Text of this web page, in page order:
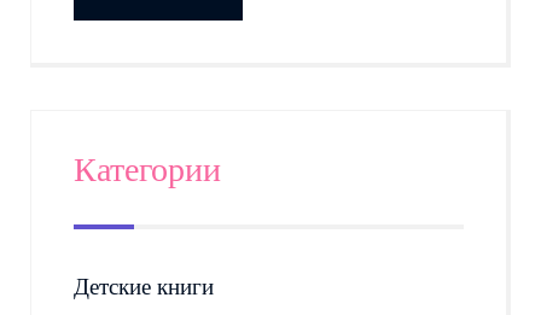
Категории
Детские книги